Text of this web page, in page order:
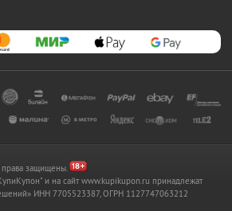
защищены.
и на сайт www.kupikupon.ru принадлежат
ИНН 7705523387, ОГРН 1127747063212